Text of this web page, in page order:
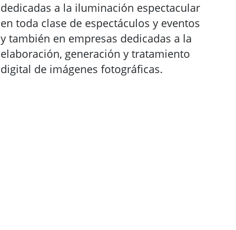
dedicadas a la iluminación espectacular
en toda clase de espectáculos y eventos
y también en empresas dedicadas a la
elaboración, generación y tratamiento
digital de imágenes fotográficas.